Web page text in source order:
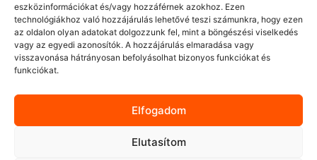
eszközinformációkat és/vagy hozzáférnek azokhoz. Ezen
technológiákhoz való hozzájárulás lehetővé teszi számunkra, hogy ezen
az oldalon olyan adatokat dolgozzunk fel, mint a böngészési viselkedés
vagy az egyedi azonosítók. A hozzájárulás elmaradása vagy
visszavonása hátrányosan befolyásolhat bizonyos funkciókat és
funkciókat.
Elfogadom
Elutasítom
ÁSZF
Adatvédelmi tájékoztató
Fizetés és szállítás
GY.I.K.